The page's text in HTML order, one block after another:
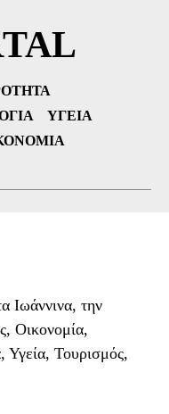
ΥΓΕΊΑ
Ιωάννινα, την
Οικονομία,
Υγεία, Τουρισμός,